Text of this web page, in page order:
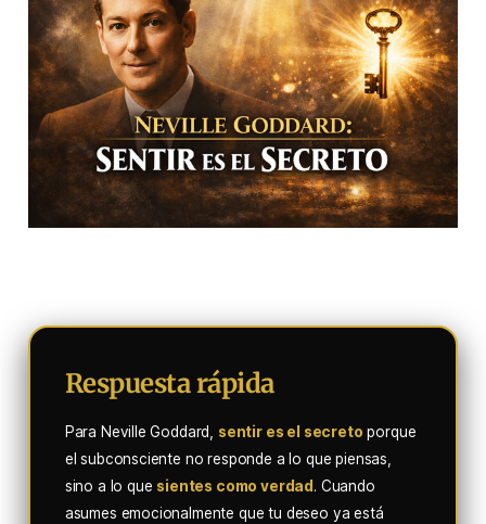
Respuesta rápida
Para Neville Goddard, sentir es el secreto porque
el subconsciente no responde a lo que piensas,
sino a lo que sientes como verdad . Cuando
asumes emocionalmente que tu deseo ya está